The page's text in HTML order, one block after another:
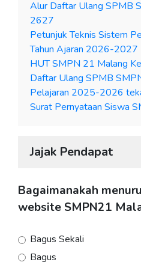
Alur Daftar Ulang SPMB
2627
Petunjuk Teknis Sistem
Tahun Ajaran 2026-2027
HUT SMPN 21 Malang
Daftar Ulang SPMB
Pelajaran 2025-2026
Surat Pernyataan Siswa
Jajak Pendapat
Bagaimanakah
website SMPN21
Bagus Sekali
Bagus